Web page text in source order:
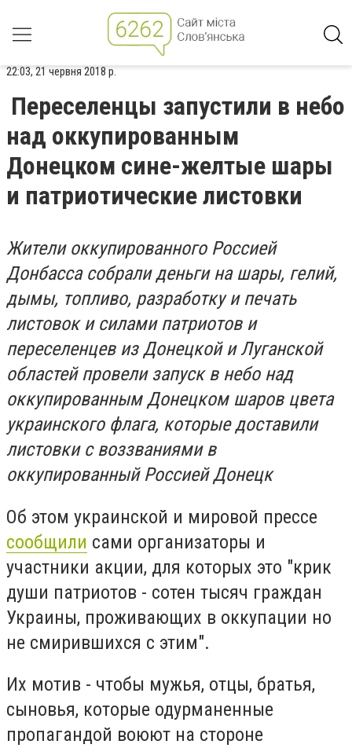
22:03, 21 червня 2018 р.
Переселенцы запустили в небо
над оккупированным
Донецком сине-желтые шары
и патриотические листовки
Жители оккупированного Россией
Донбасса собрали деньги на шары, гелий,
дымы, топливо, разработку и печать
листовок и силами патриотов и
переселенцев из Донецкой и Луганской
областей провели запуск в небо над
оккупированным Донецком шаров цвета
украинского флага, которые доставили
листовки с воззваниями в
оккупированный Россией Донецк
Об этом украинской и мировой прессе
сообщили сами организаторы и
участники акции, для которых это "крик
души патриотов - сотен тысяч граждан
Украины, проживающих в оккупации но
не смирившихся с этим".
Их мотив - чтобы мужья, отцы, братья,
сыновья, которые одурманенные
пропагандой воюют на стороне